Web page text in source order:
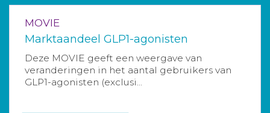
MOVIE
Marktaandeel GLP1-agonisten
Deze MOVIE geeft een weergave van
veranderingen in het aantal gebruikers van
GLP1-agonisten (exclusi...